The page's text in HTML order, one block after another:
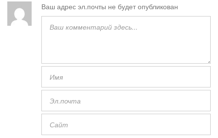
Ваш адрес эл.почты не будет опубликован